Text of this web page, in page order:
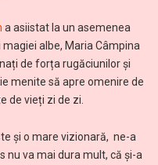
a asiistat la un asemenea
albe, Maria Câmpina
de forța rugăciunilor și
menite să apre omenire de
de vieți zi de zi.
și o mare vizionară, ne-a
nu va mai dura mult, că și-a